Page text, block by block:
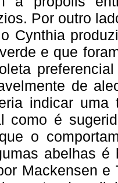
Por outro
Cynthia
e que
de
indicar uma
como é
o
abelhas é
Mackensen